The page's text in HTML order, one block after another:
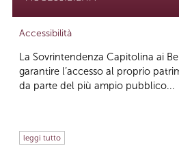
Accessibilità
La Sovrintendenza Capitolina ai
garantire l’accesso al proprio
da parte del più ampio pubblico...
leggi tutto